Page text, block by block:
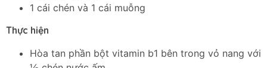
1 cái chén và 1 cái muỗng
Thực hiện
Hòa tan phần bột vitamin b1 bên trong vỏ nang với